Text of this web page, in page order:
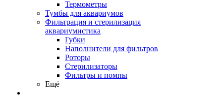
Термометры
Тумбы для аквариумов
Фильтрация и стерилизация
аквариумистика
Губки
Наполнители для фильтров
Роторы
Стерилизаторы
Фильтры и помпы
Ещё